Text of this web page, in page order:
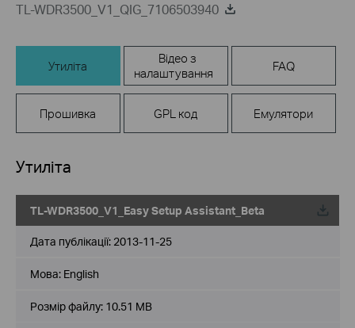
TL-WDR3500_V1_QIG_7106503940
Утиліта
Відео з
налаштування
FAQ
Прошивка GPL код Емулятори
Утиліта
TL-WDR3500_V1_Easy Setup Assistant_Beta
Дата публікації: 2013-11-25
Мова: English
Розмір файлу: 10.51 MB